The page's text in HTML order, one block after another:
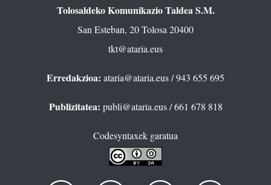
Tolosaldeko Komunikazio Taldea S.M.
San Esteban, 20 Tolosa 20400
tkt@ataria.eus
Erredakzioa: ataria@ataria.eus/ 943 655 695
Publizitatea: publi@ataria.eus/ 661 678 818
Codesyntaxek garatua